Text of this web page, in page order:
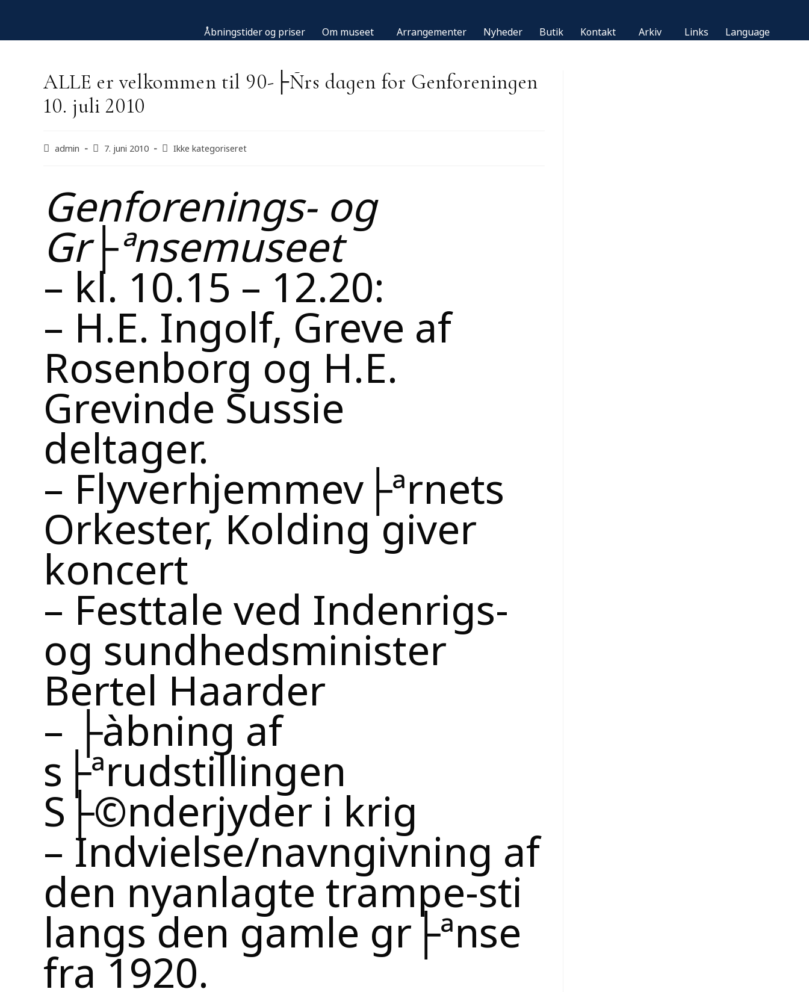
Åbningstider og priser Om museet Arrangementer Nyheder Butik Kontakt Arkiv Links Language
ALLE er velkommen til 90-├Ñrs dagen for Genforeningen
10. juli 2010
admin 7. juni 2010 Ikke kategoriseret
Genforenings- og
Gr├ªnsemuseet
– kl. 10.15 – 12.20:
– H.E. Ingolf, Greve af
Rosenborg og H.E.
Grevinde Sussie
deltager.
– Flyverhjemmev├ªrnets
Orkester, Kolding giver
koncert
– Festtale ved Indenrigs-
og sundhedsminister
Bertel Haarder
– ├àbning af
s├ªrudstillingen
S├©nderjyder i krig
– Indvielse/navngivning af
den nyanlagte trampe-sti
langs den gamle gr├ªnse
fra 1920.